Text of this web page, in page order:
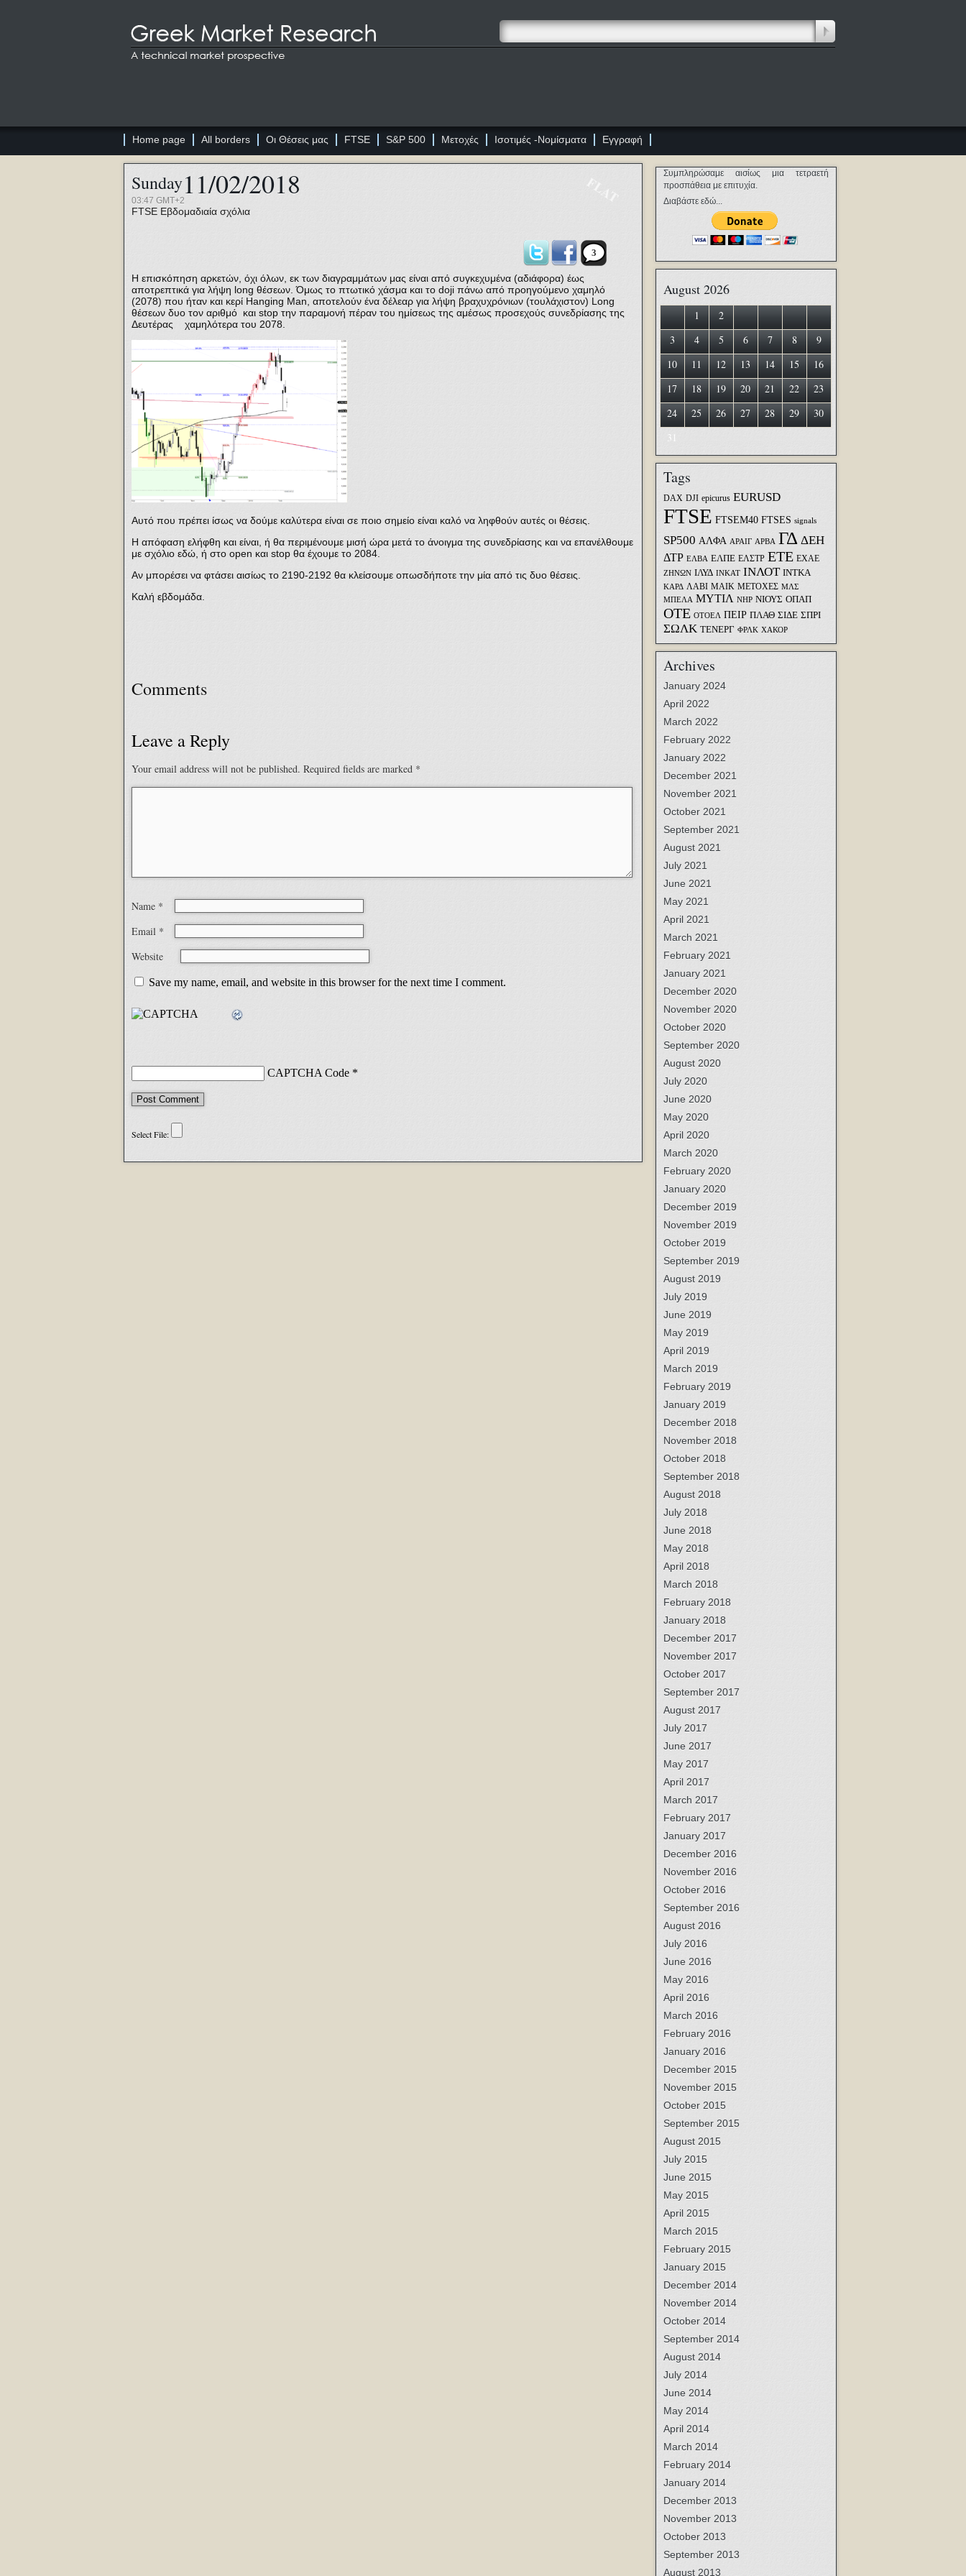
Home page All borders Οι Θέσεις μας FTSE S&P 500 Μετοχές Ισοτιμές -Νομίσματα Εγγραφή
Sunday11/02/2018
03:47 GMT+2
FTSE Εβδομαδιαία σχόλια
3
Η επισκόπηση αρκετών, όχι όλων, εκ των διαγραμμάτων μας είναι από συγκεχυμένα (αδιάφορα) έως
αποτρεπτικά για λήψη long θέσεων. Όμως το πτωτικό χάσμα και το doji πάνω από προηγούμενο χαμηλό
(2078) που ήταν και κερί Hanging Man, αποτελούν ένα δέλεαρ για λήψη βραχυχρόνιων (τουλάχιστον) Long
θέσεων δυο τον αριθμό και stop την παραμονή πέραν του ημίσεως της αμέσως προσεχούς συνεδρίασης της
Δευτέρας χαμηλότερα του 2078.
Αυτό που πρέπει ίσως να δούμε καλύτερα είναι σε ποιο σημείο είναι καλό να ληφθούν αυτές οι θέσεις.
Η απόφαση ελήφθη και είναι, ή θα περιμένουμε μισή ώρα μετά το άνοιγμα της συνεδρίασης και να επανέλθουμε
με σχόλιο εδώ, ή στο open και stop θα έχουμε το 2084.
Αν μπορέσει να φτάσει αισίως το 2190-2192 θα κλείσουμε οπωσδήποτε την μία από τις δυο θέσεις.
Καλή εβδομάδα.
Comments
Leave a Reply
Your email address will not be published. Required fields are marked *
Name *
Email *
Website
Save my name, email, and website in this browser for the next time I comment.
CAPTCHA Code *
Συμπληρώσαμε αισίως μια τετραετή
προσπάθεια με επιτυχία.
Διαβάστε εδώ...
August 2026
1
2
3
4 5 6 7 8
9
10
11 12 13 14 15
16
17
18 19 20 21 22
23
24
25 26 27 28 29
30
31
Tags
DAX DJI epicurus EURUSD
FTSE FTSEM40 FTSES signals
SP500 ΑΛΦΑ ΑΡΑΙΓ ΑΡΒΑ ΓΔ ΔΕΗ
ΔΤΡ ΕΛΒΑ ΕΛΠΕ ΕΛΣΤΡ ΕΤΕ ΕΧΑΕ
ΖΗΝΩΝ ΙΛΥΔ ΙΝΚΑΤ ΙΝΛΟΤ ΙΝΤΚΑ
ΚΑΡΔ ΛΑΒΙ ΜΑΙΚ ΜΕΤΟΧΕΣ ΜΛΣ
ΜΠΕΛΑ ΜΥΤΙΛ ΝΗΡ ΝΙΟΥΣ ΟΠΑΠ
ΟΤΕ ΟΤΟΕΛ ΠΕΙΡ ΠΛΑΘ ΣΙΔΕ ΣΠΡΙ
ΣΩΛΚ ΤΕΝΕΡΓ ΦΡΛΚ ΧΑΚΟΡ
Archives
January 2024
April 2022
March 2022
February 2022
January 2022
December 2021
November 2021
October 2021
September 2021
August 2021
July 2021
June 2021
May 2021
April 2021
March 2021
February 2021
January 2021
December 2020
November 2020
October 2020
September 2020
August 2020
July 2020
June 2020
May 2020
April 2020
March 2020
February 2020
January 2020
December 2019
November 2019
October 2019
September 2019
August 2019
July 2019
June 2019
May 2019
April 2019
March 2019
February 2019
January 2019
December 2018
November 2018
October 2018
September 2018
August 2018
July 2018
June 2018
May 2018
April 2018
March 2018
February 2018
January 2018
December 2017
November 2017
October 2017
September 2017
August 2017
July 2017
June 2017
May 2017
April 2017
March 2017
February 2017
January 2017
December 2016
November 2016
October 2016
September 2016
August 2016
July 2016
June 2016
May 2016
April 2016
March 2016
February 2016
January 2016
December 2015
November 2015
October 2015
September 2015
August 2015
July 2015
June 2015
May 2015
April 2015
March 2015
February 2015
January 2015
December 2014
November 2014
October 2014
September 2014
August 2014
July 2014
June 2014
May 2014
April 2014
March 2014
February 2014
January 2014
December 2013
November 2013
October 2013
September 2013
August 2013